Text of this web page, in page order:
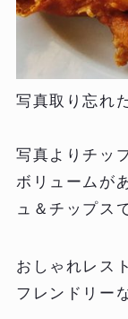
写真取り忘れ
写真よりチッ
ボリュームが
ュ＆チップス
おしゃれレス
フレンドリー